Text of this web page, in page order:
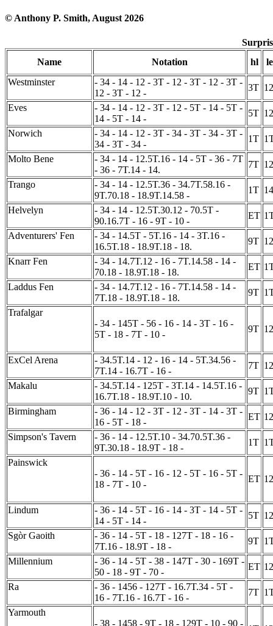
© Anthony P. Smith, August 2026
Name
Notation hl
le
Westminster
- 34 - 14 - 12 - 3T - 12 - 3T - 12 - 3T -
12 - 3T - 12 -
3T 12
Eves
- 34 - 14 - 12 - 3T - 12 - 5T - 14 - 5T -
14 - 5T - 14 -
5T 12
Norwich
- 34 - 14 - 12 - 3T - 34 - 3T - 34 - 3T -
34 - 3T - 34 -
1T
Molto Bene
- 34 - 14 - 12.5T.16 - 14 - 5T - 36 - 7T
- 36 - 7T.14 - 14.
7T 12
Trango
- 34 - 14 - 12.5T.36 - 34.7T.58.16 -
9T.70.18 - 18.9T.14.58 -
1T 14
Helvelyn
- 34 - 14 - 12.5T.30.12 - 70.5T -
90.16.7T - 16 - 9T - 10 -
ET
Adventurers' Fen
- 34 - 14.5T - 5T.16 - 14 - 3T.16 -
16.5T.18 - 18.9T.18 - 18.
9T 12
Knarr Fen
- 34 - 14.7T.12 - 16 - 7T.14.58 - 14 -
70.18 - 18.9T.18 - 18.
ET
Laddus Fen
- 34 - 14.7T.12 - 16 - 7T.14.58 - 14 -
7T.18 - 18.9T.18 - 18.
9T
Trafalgar
- 34 - 145T - 56 - 16 - 14 - 3T - 16 -
5T - 18 - 7T - 10 -
9T 12
ExCel Arena
- 34.5T.14 - 12 - 16 - 14 - 5T.34.56 -
7T.14 - 16.7T - 16 -
7T 12
Makalu
- 34.5T.14 - 125T - 3T.14 - 14.5T.16 -
16.7T.18 - 18.9T.10 - 10.
9T
Birmingham
- 36 - 14 - 12 - 3T - 12 - 3T - 14 - 3T -
16 - 5T - 18 -
ET 12
Simpson's Tavern
- 36 - 14 - 12.5T.10 - 34.70.5T.36 -
9T.30.18 - 18.9T - 18 -
1T
Painswick
- 36 - 14 - 5T - 16 - 12 - 5T - 16 - 5T -
18 - 7T - 10 -
ET 12
Lindum
- 36 - 14 - 5T - 16 - 14 - 3T - 14 - 5T -
14 - 5T - 14 -
5T 12
Sgòr Gaoith
- 36 - 14 - 5T - 18 - 127T - 18 - 16 -
7T.16 - 18.9T - 18 -
9T
Millennium
- 36 - 14 - 5T - 38 - 147T - 30 - 169T -
50 - 18 - 9T - 70 -
ET 12
Ra
- 36 - 1456 - 127T - 16.7T.34 - 5T -
16 - 7T.16 - 16.7T - 16 -
7T
Yarmouth
- 38 - 1458 - 9T - 18 - 129T - 10 - 90 -